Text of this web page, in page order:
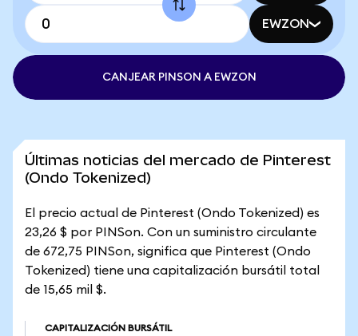
EWZON
CANJEAR PINSON A EWZON
Últimas noticias del mercado de Pinterest
(Ondo Tokenized)
El precio actual de Pinterest (Ondo Tokenized) es
23,26 $ por PINSon. Con un suministro circulante
de 672,75 PINSon, significa que Pinterest (Ondo
Tokenized) tiene una capitalización bursátil total
de 15,65 mil $.
CAPITALIZACIÓN BURSÁTIL